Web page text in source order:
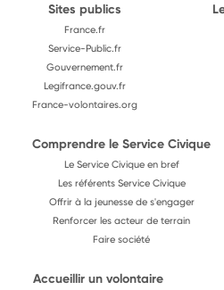
Sites publics
France.fr
Service-Public.fr
Gouvernement.fr
Legifrance.gouv.fr
France-volontaires.org
Comprendre le Service Civique
Le Service Civique en bref
Les référents Service Civique
Offrir à la jeunesse de s'engager
Renforcer les acteur de terrain
Faire société
Accueillir un volontaire